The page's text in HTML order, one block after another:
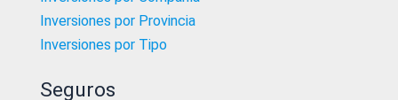
Inversiones por Provincia
Inversiones por Tipo
Seguros